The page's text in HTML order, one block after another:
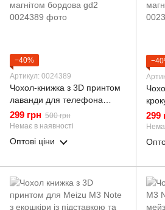
−40%
Артикул: 0024389
Чохол-книжка з 3D принтом
лаванди для телефона
Meizu M3 Note з екошкіри із
підставкою та магнітом
бордова gd2
299 грн 500 грн
Немає в наявності
Оптові ціни
M3
299